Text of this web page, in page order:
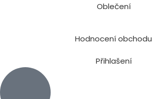
Oblečení
Hodnocení obchodu
Přihlašení